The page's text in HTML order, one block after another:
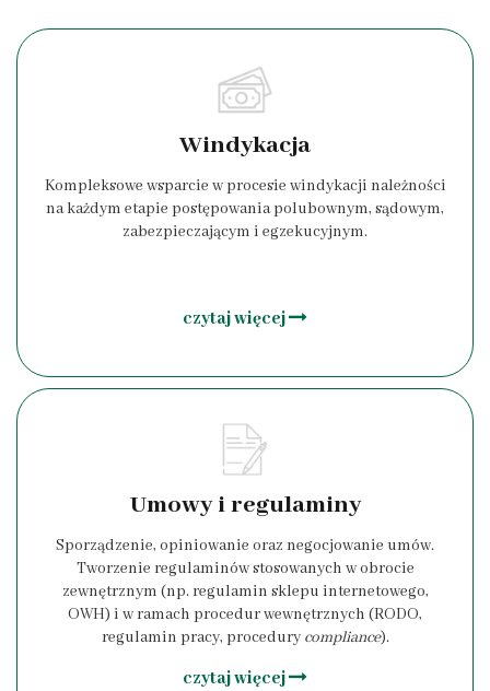
Windykacja
Kompleksowe wsparcie w procesie windykacji należności
na każdym etapie postępowania polubownym, sądowym,
zabezpieczającym i egzekucyjnym.
czytaj więcej
Umowy i regulaminy
Sporządzenie, opiniowanie oraz negocjowanie umów.
Tworzenie regulaminów stosowanych w obrocie
zewnętrznym (np. regulamin sklepu internetowego,
OWH) i w ramach procedur wewnętrznych (RODO,
regulamin pracy, procedury compliance).
czytaj więcej